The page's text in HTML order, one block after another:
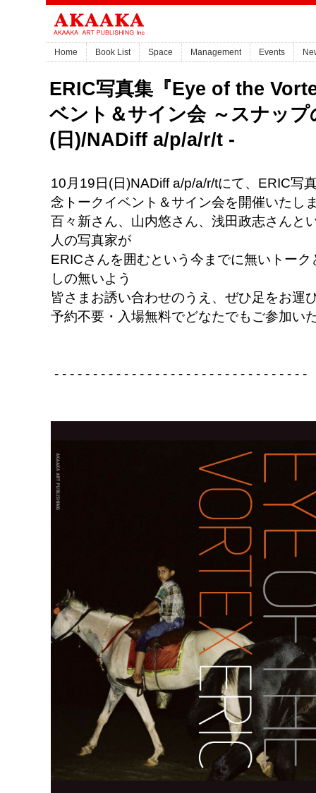
Home Book List Space Management Events
ERIC写真集『Eye of the
ベント＆サイン会 ～スナップ
(日)/NADiff a/p/a/r/t -
10月19日(日)NADiff a/p/a/r/tにて、ERIC写
念トークイベント＆サイン会を開催いたし
百々新さん、山内悠さん、浅田政志さんと
人の写真家が
ERICさんを囲むという今までに無いトー
しの無いよう
皆さまお誘い合わせのうえ、ぜひ足をお運
予約不要・入場無料でどなたでもご参加い
- - - - - - - - - - - - - - - - - - - - - - - - - - - - - - - - -